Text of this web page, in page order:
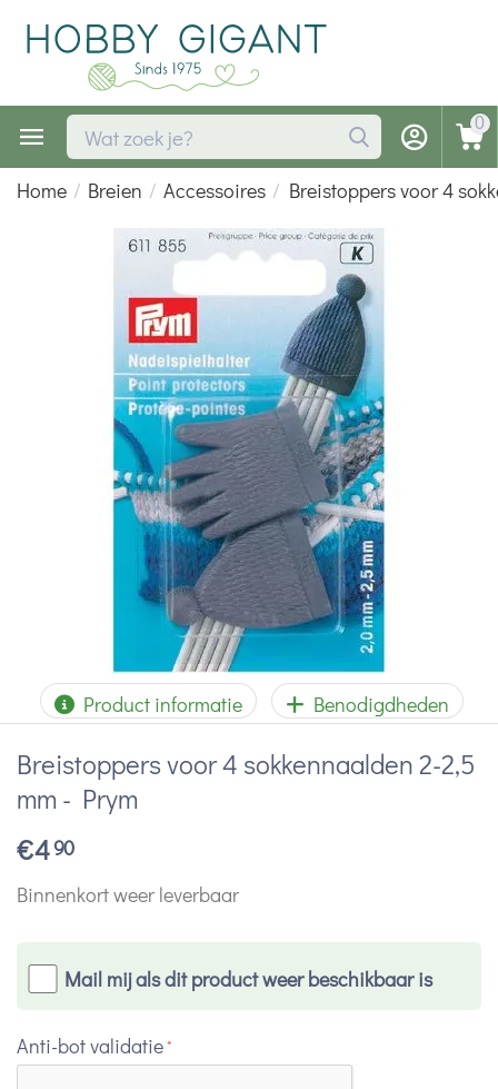
0
Home / Breien / Accessoires / Breistoppers voor 4
Product informatie Benodigdheden
Breistoppers voor 4 sokkennaalden 2-2,5
mm - Prym
€490
Binnenkort weer leverbaar
Mail mij als dit product weer beschikbaar is
Anti-bot validatie